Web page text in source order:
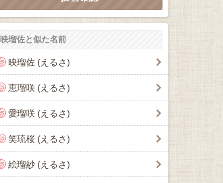
映瑠佐と似た名前
映瑠佐 (えるさ)
恵瑠咲 (えるさ)
愛瑠咲 (えるさ)
笑琉桜 (えるさ)
絵瑠紗 (えるさ)